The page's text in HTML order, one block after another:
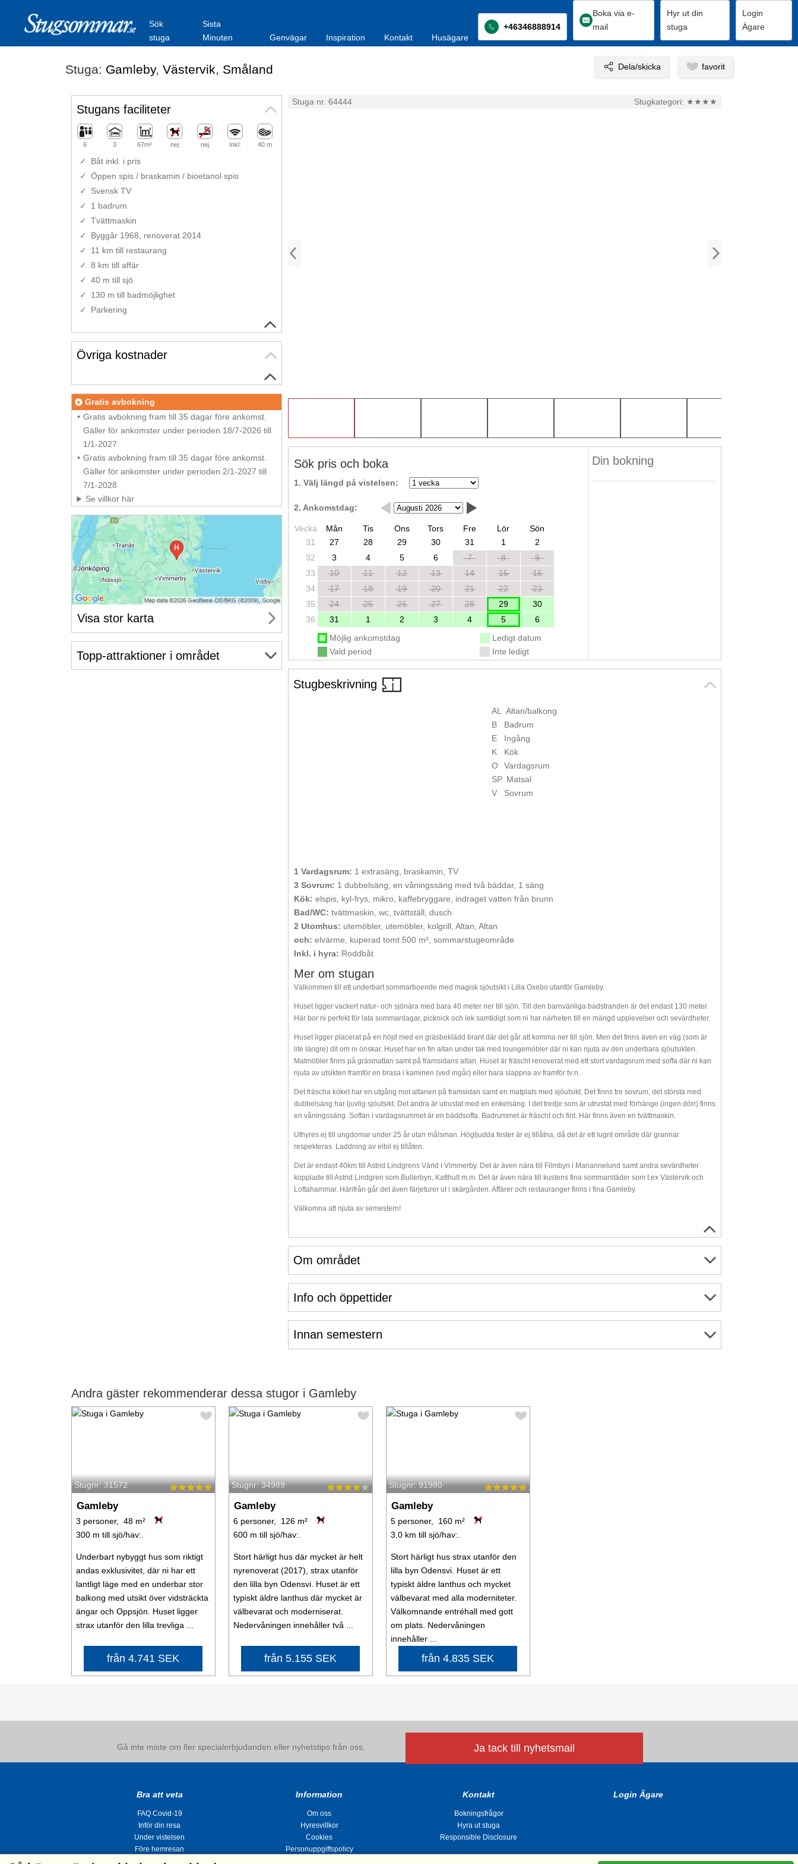
Sök
stuga
Sista
Minuten
Genvägar Inspiration Kontakt Husägare
+46346888914
Boka via e-
mail
Hyr ut din
stuga
Login
Ägare
Stuga: Gamleby, Västervik, Småland
Stuga nr. 64444 Stugkategori: ★★★★
Sök pris och boka
1. Välj längd på vistelsen:
2. Ankomstdag:
Vecka Mån Tis Ons Tors Fre Lör
Sön
31
27 28 29 30 31 1
2
32
3 4 5 6 7 8
9
33
10 11 12 13 14 15
16
34
17 18 19 20 21 22
23
35
24 25 26 27 28 29
30
36
31 1 2 3 4 5
6
Möjlig ankomstdag
Vald period
Ledigt datum
Inte ledigt
Din bokning
Stugbeskrivning
AL
Altan/balkong
B
Badrum
E
Ingång
K
Kök
O
Vardagsrum
SP Matsal
V
Sovrum
1 Vardagsrum: 1 extrasäng, braskamin, TV
3 Sovrum: 1 dubbelsäng, en våningssäng med två bäddar, 1 säng
Kök: elspis, kyl-frys, mikro, kaffebryggare, indraget vatten från brunn
Bad/WC: tvättmaskin, wc, tvättställ, dusch
2 Utomhus: utemöbler, utemöbler, kolgrill, Altan, Altan
och: elvärme, kuperad tomt 500 m², sommarstugeområde
Inkl. i hyra: Roddbåt
Mer om stugan
Välkommen till ett underbart sommarboende med magisk sjöutsikt i Lilla Oxebo utanför Gamleby.
Huset ligger vackert natur- och sjönära med bara 40 meter ner till sjön. Till den barnvänliga badstranden är det endast 130 meter.
Här bor ni perfekt för lata sommardagar, picknick och lek samtidigt som ni har närheten till en mängd upplevelser och sevärdheter.
Huset ligger placerat på en höjd med en gräsbeklädd brant där det går att komma ner till sjön. Men det finns även en väg (som är
lite längre) dit om ni önskar. Huset har en fin altan under tak med loungemöbler där ni kan njuta av den underbara sjöutsikten.
Matmöbler finns på gräsmattan samt på framsidans altan. Huset är fräscht renoverat med ett stort vardagsrum med soffa där ni kan
njuta av utsikten framför en brasa i kaminen (ved ingår) eller bara slappna av framför tv:n.
Det fräscha köket har en utgång mot altanen på framsidan samt en matplats med sjöutsikt. Det finns tre sovrum, det största med
dubbelsäng har ljuvlig sjöutsikt. Det andra är utrustat med en enkelsäng. I det tredje som är utrustat med förhänge (ingen dörr) finns
en våningssäng. Soffan i vardagsrummet är en bäddsoffa. Badrummet är fräscht och fint. Här finns även en tvättmaskin.
Uthyres ej till ungdomar under 25 år utan målsman. Högljudda fester är ej tillåtna, då det är ett lugnt område där grannar
respekteras. Laddning av elbil ej tillåten.
Det är endast 40km till Astrid Lindgrens Värld i Vimmerby. Det är även nära till Filmbyn i Mariannelund samt andra sevärdheter
kopplade till Astrid Lindgren som Bullerbyn, Katthult m.m. Det är även nära till kustens fina sommarstäder som t.ex Västervik och
Loftahammar. Härifrån går det även färjeturer ut i skärgården. Affärer och restauranger finns i fina Gamleby.
Välkomna att njuta av semestern!
Om området
Info och öppettider
Innan semestern
Stugans faciliteter
6 3 67m² nej nej Inkl. 40 m
Båt inkl. i pris
Öppen spis / braskamin / bioetanol spis
Svensk TV
1 badrum
Tvättmaskin
Byggår 1968, renoverat 2014
11 km till restaurang
8 km till affär
40 m till sjö
130 m till badmöjlighet
Parkering
Övriga kostnader
Gratis avbokning
Gratis avbokning fram till 35 dagar före ankomst.
Gäller för ankomster under perioden 18/7-2026 till
1/1-2027
Gratis avbokning fram till 35 dagar före ankomst.
Gäller för ankomster under perioden 2/1-2027 till
7/1-2028
Se villkor här
Visa stor karta
Topp-attraktioner i området
Andra gäster rekommenderar dessa stugor i Gamleby
Stugnr: 31572
Gamleby
3 personer, 48 m²
300 m till sjö/hav:.
Underbart nybyggt hus som riktigt
andas exklusivitet, där ni har ett
lantligt läge med en underbar stor
balkong med utsikt över vidsträckta
ängar och Oppsjön. Huset ligger
strax utanför den lilla trevliga ...
från 4.741 SEK
Stugnr: 34989
Gamleby
6 personer, 126 m²
600 m till sjö/hav:.
Stort härligt hus där mycket är helt
nyrenoverat (2017), strax utanför
den lilla byn Odensvi. Huset är ett
typiskt äldre lanthus där mycket är
välbevarat och moderniserat.
Nedervåningen innehåller två ...
från 5.155 SEK
Stugnr: 91980
Gamleby
5 personer, 160 m²
3,0 km till sjö/hav:.
Stort härligt hus strax utanför den
lilla byn Odensvi. Huset är ett
typiskt äldre lanthus och mycket
välbevarat med alla moderniteter.
Välkomnande entréhall med gott
om plats. Nedervåningen
innehåller ...
från 4.835 SEK
Gå inte miste om fler specialerbjudanden eller nyhetstips från oss. Ja tack till nyhetsmail
Bra att veta
FAQ Covid-19
Inför din resa
Under vistelsen
Före hemresan
Information
Om oss
Hyresvillkor
Cookies
Personuppgiftspolicy
Kontakt
Bokningsfrågor
Hyra ut stuga
Responsible Disclosure
Login Ägare